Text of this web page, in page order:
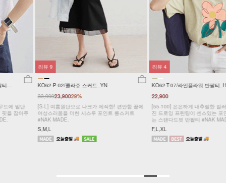
시즌오프 1+1 기획세트 자체제작 여름
KO62-T-07/라인플라워 반팔티_HR
[55-100] 은은하게 내추럴한 컬러감 위로 더해
진 드로잉 프린팅이 센스있는 포인트가 되어주
는 스탠다드핏 반팔티 #NAK MADE.
리뷰
KO52-P-02/프리 버뮤다팬츠
20%
[ 고객요청 플레어 핏! 신상 ]
[55~120] 뭘 좋아할지 몰라 다 준비했어♥사이
드 폴딩 핀턱 버뮤다 팬츠/허리밴딩 #NAK
리뷰